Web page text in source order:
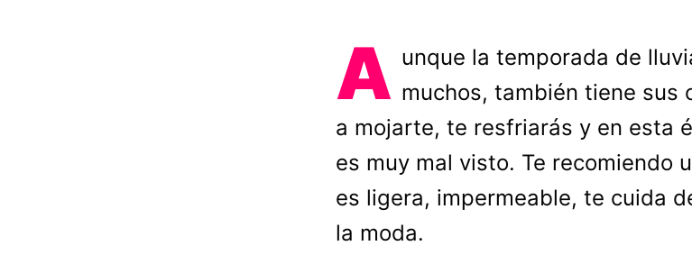
A unque la temporada de
muchos, también tiene sus
a mojarte, te resfriarás y en esta
es muy mal visto. Te recomiendo
es ligera, impermeable, te cuida
la moda.